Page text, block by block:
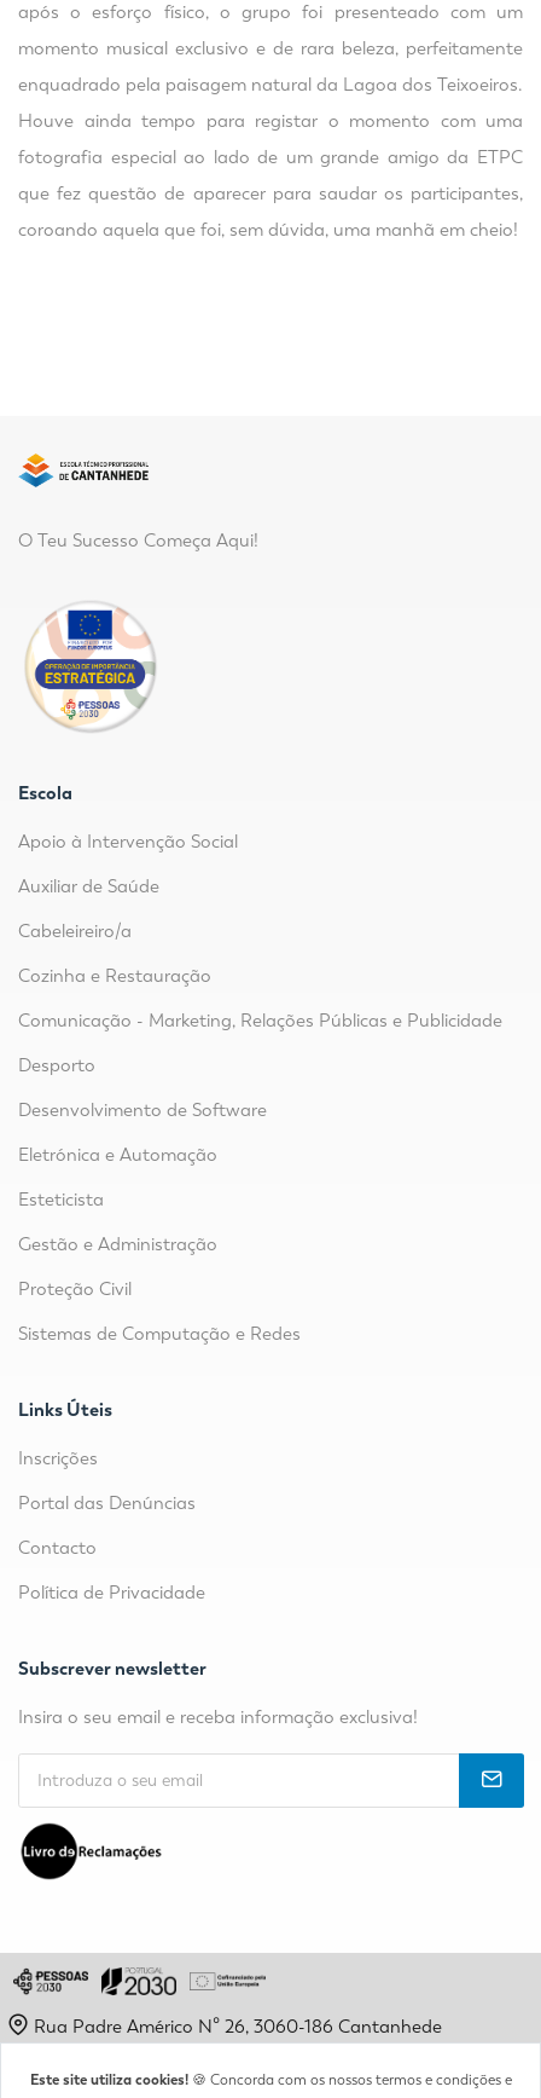
após o esforço físico, o grupo foi presenteado com um
momento musical exclusivo e de rara beleza, perfeitamente
enquadrado pela paisagem natural da Lagoa dos Teixoeiros.
Houve ainda tempo para registar o momento com uma
fotografia especial ao lado de um grande amigo da ETPC
que fez questão de aparecer para saudar os participantes,
coroando aquela que foi, sem dúvida, uma manhã em cheio!
O Teu Sucesso Começa Aqui!
Escola
Apoio à Intervenção Social
Auxiliar de Saúde
Cabeleireiro/a
Cozinha e Restauração
Comunicação - Marketing, Relações Públicas e Publicidade
Desporto
Desenvolvimento de Software
Eletrónica e Automação
Esteticista
Gestão e Administração
Proteção Civil
Sistemas de Computação e Redes
Links Úteis
Inscrições
Portal das Denúncias
Contacto
Política de Privacidade
Subscrever newsletter
Insira o seu email e receba informação exclusiva!
Rua Padre Américo Nº 26, 3060-186 Cantanhede
Este site utiliza cookies!🍪 Concorda com os nossos termos e condições e